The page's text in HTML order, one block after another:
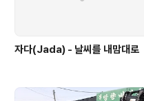
자다(Jada) - 날씨를 내맘대로